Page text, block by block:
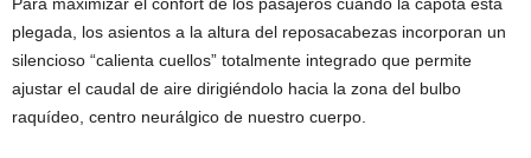
Para maximizar el confort de los pasajeros cuando la capota está
plegada, los asientos a la altura del reposacabezas incorporan un
silencioso “calienta cuellos” totalmente integrado que permite
ajustar el caudal de aire dirigiéndolo hacia la zona del bulbo
raquídeo, centro neurálgico de nuestro cuerpo.